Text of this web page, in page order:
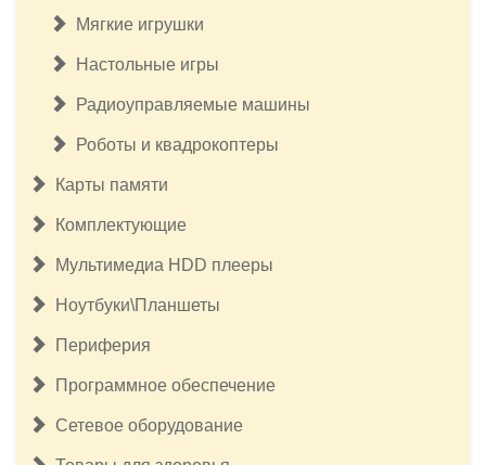
Мягкие игрушки
Настольные игры
Радиоуправляемые машины
Роботы и квадрокоптеры
Карты памяти
Комплектующие
Мультимедиа HDD плееры
Ноутбуки\Планшеты
Периферия
Программное обеспечение
Сетевое оборудование